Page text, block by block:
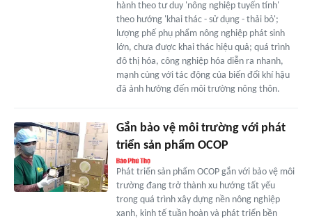
hành theo tư duy 'nông nghiệp tuyến tính'
theo hướng 'khai thác - sử dụng - thải bỏ';
lượng phế phụ phẩm nông nghiệp phát sinh
lớn, chưa được khai thác hiệu quả; quá trình
đô thị hóa, công nghiệp hóa diễn ra nhanh,
mạnh cùng với tác động của biến đổi khí hậu
đã ảnh hưởng đến môi trường nông thôn.
Gắn bảo vệ môi trường với phát
triển sản phẩm OCOP
Phát triển sản phẩm OCOP gắn với bảo vệ môi
trường đang trở thành xu hướng tất yếu
trong quá trình xây dựng nền nông nghiệp
xanh, kinh tế tuần hoàn và phát triển bền